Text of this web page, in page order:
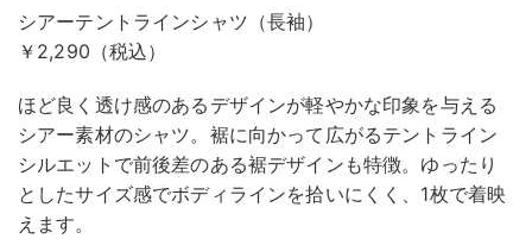
シアーテントラインシャツ（長袖）
￥2,290（税込）
ほど良く透け感のあるデザインが軽やかな印象を与える
シアー素材のシャツ。裾に向かって広がるテントライン
シルエットで前後差のある裾デザインも特徴。ゆったり
としたサイズ感でボディラインを拾いにくく、1枚で着映
えます。